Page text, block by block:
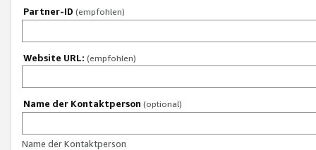
Partner-ID (empfohlen)
Website URL: (empfohlen)
Name der Kontaktperson (optional)
Name der Kontaktperson